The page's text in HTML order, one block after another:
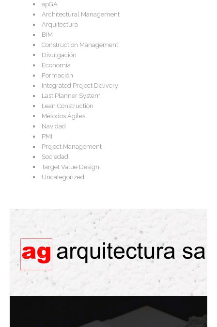
apGA
Architectural Management
Arquitectura
BIM
Construction Management
Divulgación
Economía
Formación
Integrated Project Delivery
Last Planner System
Lean Construction
Métodos Ágiles
Navidad
PMI
Project Management
Sociedad
Target Value Design
Uncategorized